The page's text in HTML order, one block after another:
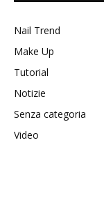
Nail Trend
Make Up
Tutorial
Notizie
Senza categoria
Video